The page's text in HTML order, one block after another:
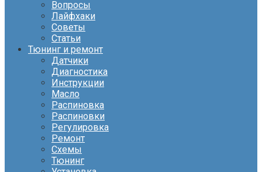
Вопросы
Лайфхаки
Советы
Статьи
Тюнинг и ремонт
Датчики
Диагностика
Инструкции
Масло
Распиновка
Распиновки
Регулировка
Ремонт
Схемы
Тюнинг